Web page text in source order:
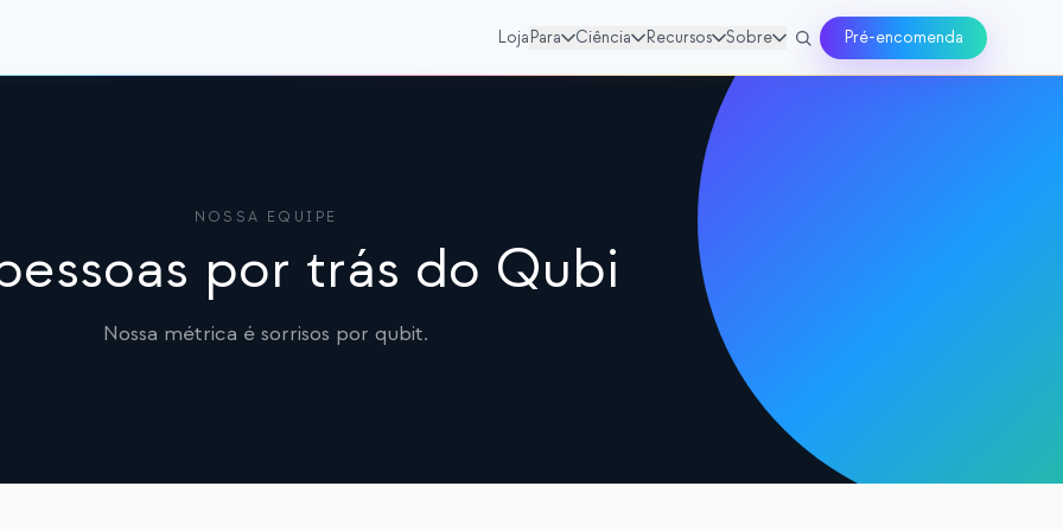
Loja Para Ciência Recursos Sobre Pré-encomenda
NOSSA EQUIPE
por trás do Qubi
Nossa métrica é sorrisos por qubit.